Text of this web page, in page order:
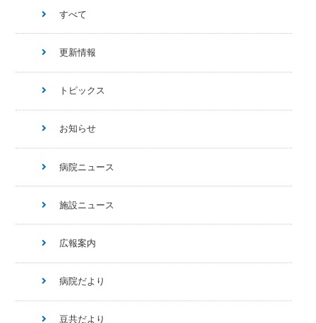
すべて
更新情報
トピックス
お知らせ
病院ニュース
施設ニュース
広報案内
病院だより
豆共だより